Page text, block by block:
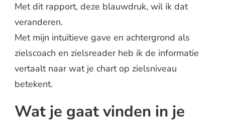
Met dit rapport, deze blauwdruk, wil ik dat
veranderen.
Met mijn intuïtieve gave en achtergrond als
zielscoach en zielsreader heb ik de informatie
vertaalt naar wat je chart op zielsniveau
betekent.
Wat je gaat vinden in je